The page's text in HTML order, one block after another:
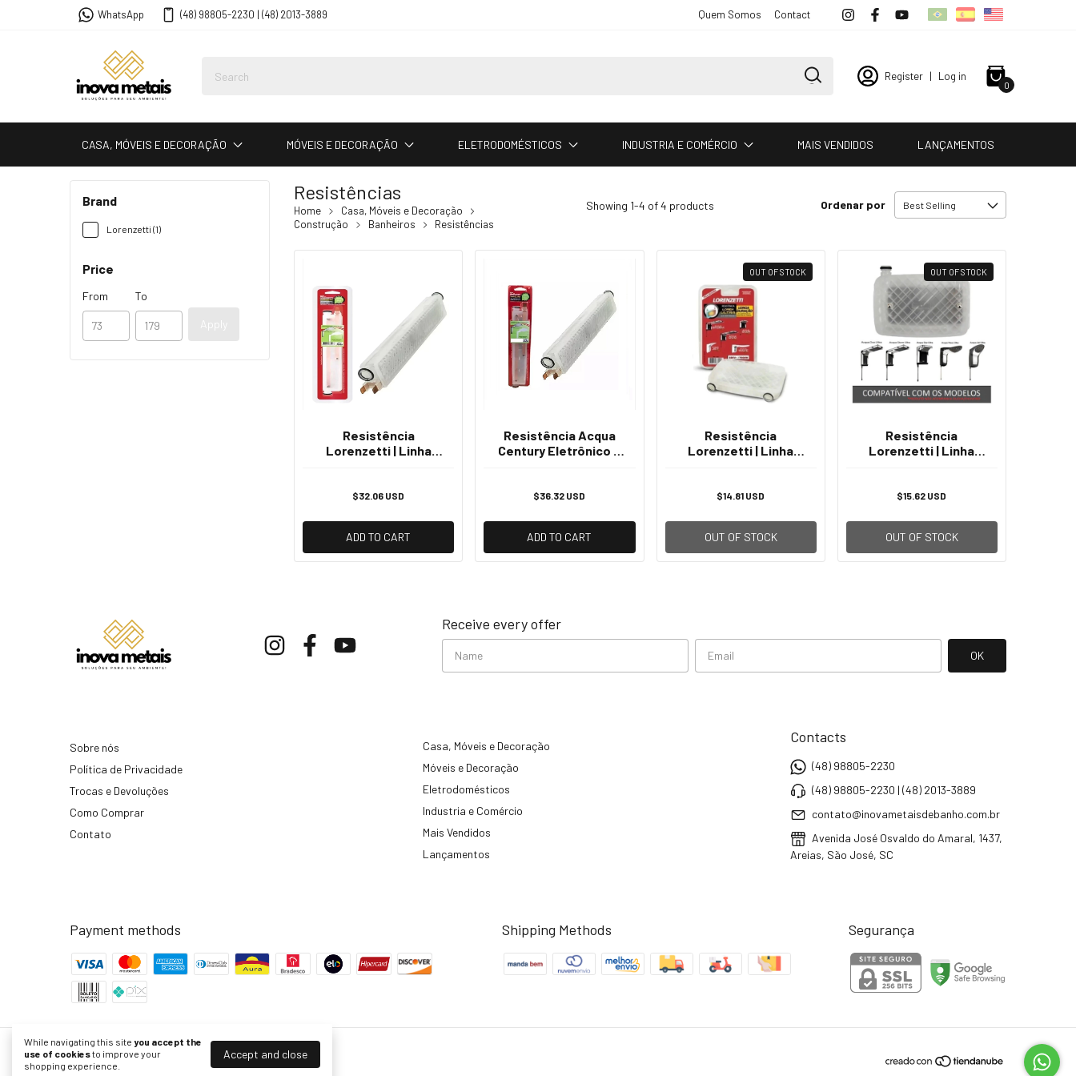
WhatsApp (48) 98805-2230 | (48) 2013-3889 Quem Somos Contact
Register | Log in
0
CASA, MÓVEIS E DECORAÇÃO MÓVEIS E DECORAÇÃO ELETRODOMÉSTICOS INDUSTRIA E COMÉRCIO MAIS VENDIDOS LANÇAMENTOS
While navigating this site you accept the
use of cookiesto improve your
shopping experience.
Accept and close
Brand
Lorenzetti (1)
Price
From To
Apply
Resistências
Home
Casa, Móveis e Decoração
Construção
Banheiros Resistências
Showing 1-4 of 4 products Ordenar por
Resistência
Lorenzetti | Linha
$32.06 USD
ADD TO CART
Resistência Acqua
Century Eletrônico E
$36.32 USD
ADD TO CART
OUT OF STOCK
Resistência
Lorenzetti | Linha
$14.81 USD
OUT OF STOCK
OUT OF STOCK
Resistência
Lorenzetti | Linha
$15.62 USD
OUT OF STOCK
Receive every offer
Sobre nós
Política de Privacidade
Trocas e Devoluções
Como Comprar
Contato
Casa, Móveis e Decoração
Móveis e Decoração
Eletrodomésticos
Industria e Comércio
Mais Vendidos
Lançamentos
Contacts
(48) 98805-2230
(48) 98805-2230 | (48) 2013-3889
contato@inovametaisdebanho.com.br
Avenida José Osvaldo do Amaral, 1437,
Areias, São José, SC
Payment methods Shipping Methods Segurança
Inova Metais de Banho
©2026. Inova Metais - 45754364000103. All rights reserved.